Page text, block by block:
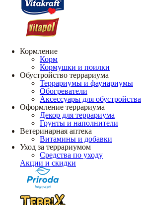
Кормление
Корм
Кормушки и поилки
Обустройство террариума
Террариумы и фаунариумы
Обогреватели
Аксессуары для обустройства
Оформление террариума
Декор для террариума
Грунты и наполнители
Ветеринарная аптека
Витамины и добавки
Уход за террариумом
Средства по уходу
Акции и скидки